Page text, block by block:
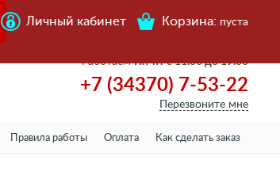
Личный кабинет Корзина: пуста
РаботаемПн-пт с 11.00 до 19.00
+7 (34370) 7-53-22
Перезвоните мне
Правила работы Оплата Как сделать заказ